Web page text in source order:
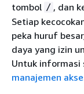
tombol / , dan
Setiap
peka huruf
daya yang izin
Untuk informasi
manajemen